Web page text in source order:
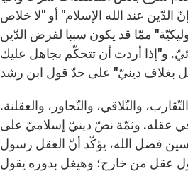
الدّين عند الله الإسلام" أو "لا خلاص
ممّا قد يكون سببا لفرض الدّين
و"إذا أردت أن تتحكّم بجاهل عليك
والتّلاقي، والتّحاور، والعقلنة.
في عقله. وثمّة نصّ دينيّ إسلاميّ على
فضل الله، يؤكّد أنّ العقل رسول
عقل من خارج؛ وهيغل بدوره يقول